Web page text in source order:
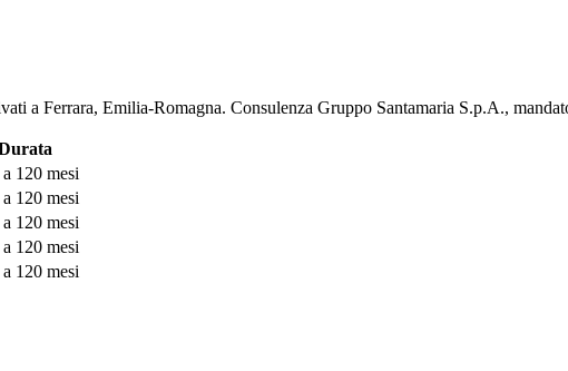
a Ferrara, Emilia-Romagna. Consulenza Gruppo Santamaria S.p.A.,
120 mesi
120 mesi
120 mesi
120 mesi
120 mesi